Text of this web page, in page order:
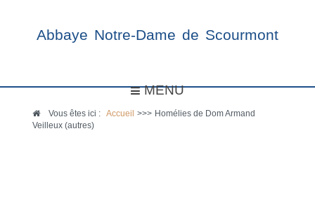
Abbaye Notre-Dame de Scourmont
MENU
Vous êtes ici :Accueil >>> Homélies de Dom Armand
Veilleux (autres)